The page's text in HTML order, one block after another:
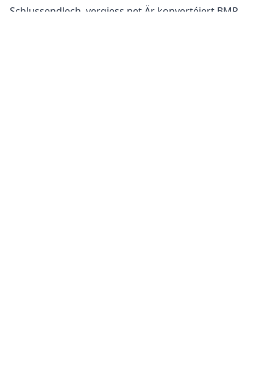
Schlussendlech, vergiess net Är konvertéiert BMP